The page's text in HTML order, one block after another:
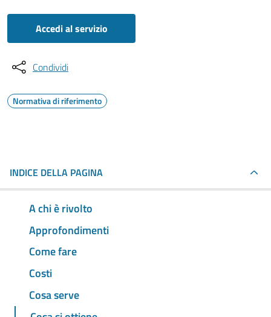
Accedi al servizio
Condividi
Normativa di riferimento
INDICE DELLA PAGINA
A chi è rivolto
Approfondimenti
Come fare
Costi
Cosa serve